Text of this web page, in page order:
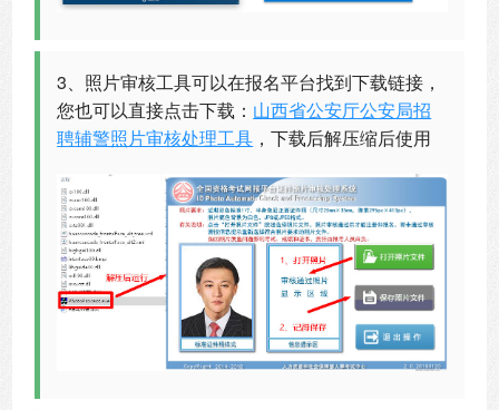
3、照片审核工具可以在报名平台找到下载链接，
您也可以直接点击下载： 山西省公安厅公安局招
聘辅警照片审核处理工具 ，下载后解压缩后使用